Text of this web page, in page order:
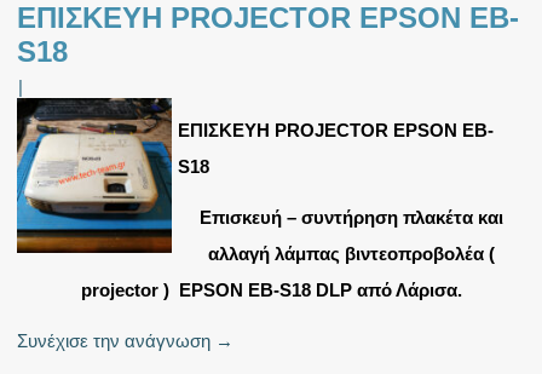
ΕΠΙΣΚΕΥΗ PROJECTOR EPSON EB-
S18
|
ΕΠΙΣΚΕΥΗ PROJECTOR EPSON EB-
S18
Επισκευή – συντήρηση πλακέτα και
αλλαγή λάμπας βιντεοπροβολέα (
projector ) EPSON EB-S18 DLP από Λάρισα.
Συνέχισε την ανάγνωση →